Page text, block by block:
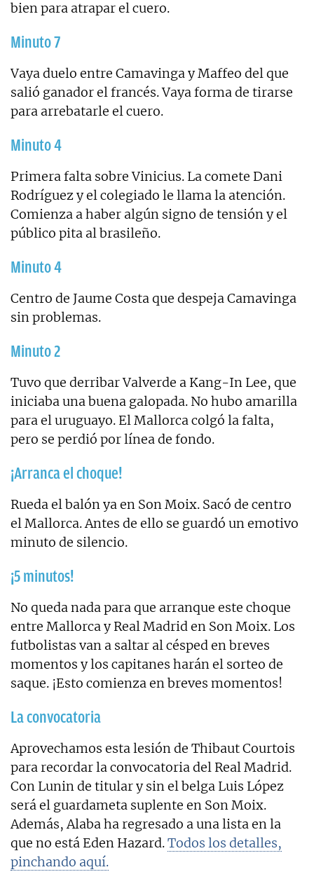
bien para atrapar el cuero.
Minuto 7
Vaya duelo entre Camavinga y Maffeo del que
salió ganador el francés. Vaya forma de tirarse
para arrebatarle el cuero.
Minuto 4
Primera falta sobre Vinicius. La comete Dani
Rodríguez y el colegiado le llama la atención.
Comienza a haber algún signo de tensión y el
público pita al brasileño.
Minuto 4
Centro de Jaume Costa que despeja Camavinga
sin problemas.
Minuto 2
Tuvo que derribar Valverde a Kang-In Lee, que
iniciaba una buena galopada. No hubo amarilla
para el uruguayo. El Mallorca colgó la falta,
pero se perdió por línea de fondo.
¡Arranca el choque!
Rueda el balón ya en Son Moix. Sacó de centro
el Mallorca. Antes de ello se guardó un emotivo
minuto de silencio.
¡5 minutos!
No queda nada para que arranque este choque
entre Mallorca y Real Madrid en Son Moix. Los
futbolistas van a saltar al césped en breves
momentos y los capitanes harán el sorteo de
saque. ¡Esto comienza en breves momentos!
La convocatoria
Aprovechamos esta lesión de Thibaut Courtois
para recordar la convocatoria del Real Madrid.
Con Lunin de titular y sin el belga Luis López
será el guardameta suplente en Son Moix.
Además, Alaba ha regresado a una lista en la
que no está Eden Hazard.Todos los detalles,
pinchando aquí.